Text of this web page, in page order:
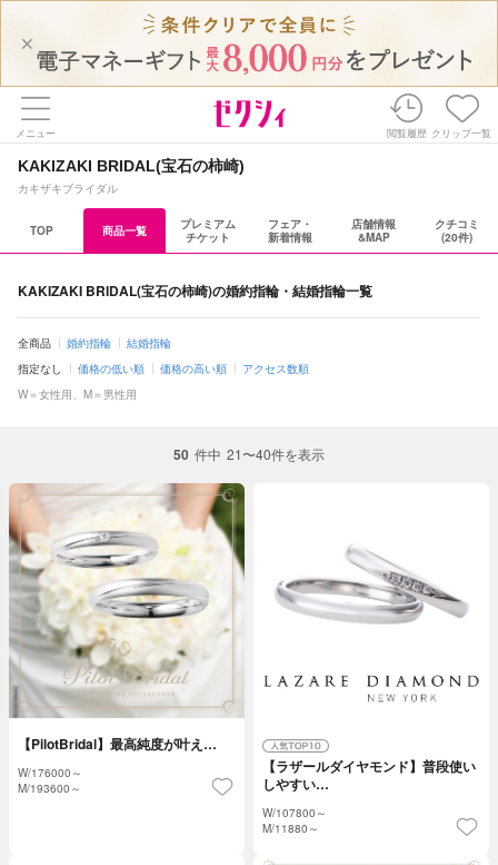
メニュー 閲覧履歴 クリップ一覧
KAKIZAKI BRIDAL(宝石の柿崎)
カキザキブライダル
TOP 商品一覧
プレミアム
チケット
フェア・
新着情報
店舗情報
&MAP
クチコミ
(20件)
KAKIZAKI BRIDAL(宝石の柿崎)の婚約指輪・結婚指輪一覧
全商品 婚約指輪
結婚指輪
指定なし
価格の低い順 価格の高い順
アクセス数順
W＝女性用、M＝男性用
50 件中 21〜40件を表示
【PilotBridal】最高純度が叶え…
W/176000～
M/193600～
【ラザールダイヤモンド】普段使い
しやすい…
W/107800～
M/11880～